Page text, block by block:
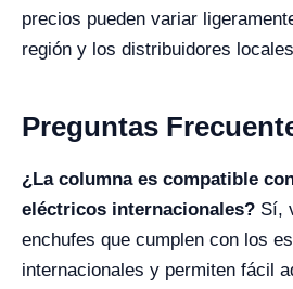
precios pueden variar
región y los distribuidores
Preguntas
¿La columna es compatible
eléctricos internacionales? Sí,
enchufes que cumplen con los
internacionales y permiten fácil